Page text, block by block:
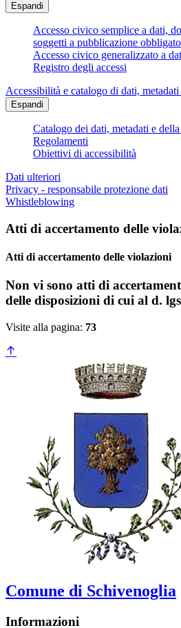
Espandi
Accesso civico semplice a dati,
soggetti a pubblicazione
Accesso civico generalizzato a
Registro degli accessi
Accessibilità e catalogo di dati, metadati
Espandi
Catalogo dei dati, metadati e
Regolamenti
Obiettivi di accessibilità
Dati ulteriori
Privacy - responsabile protezione dati
Whistleblowing
Atti di accertamento delle
Atti di accertamento delle violazioni
Non vi sono atti di
delle disposizioni di cui al d.
Visite alla pagina: 73
Comune di Schivenoglia
Informazioni